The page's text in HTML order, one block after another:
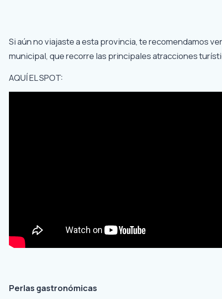
Si aún no viajaste a esta provincia, te recomendamos
municipal, que recorre las principales atracciones
AQUÍ EL SPOT:
Perlas gastronómicas